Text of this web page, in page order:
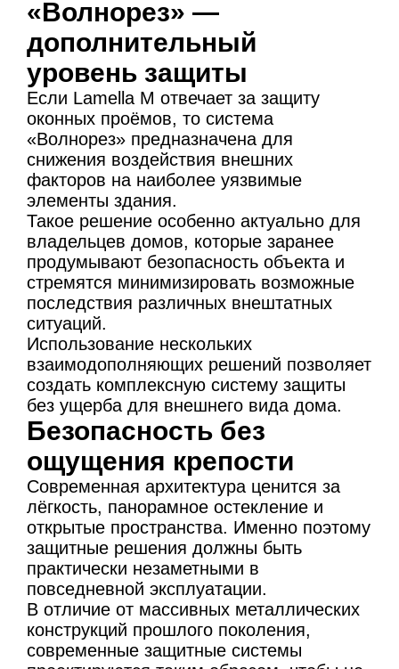
«Волнорез» —
дополнительный
уровень защиты
Если Lamella M отвечает за защиту
оконных проёмов, то система
«Волнорез» предназначена для
снижения воздействия внешних
факторов на наиболее уязвимые
элементы здания.
Такое решение особенно актуально для
владельцев домов, которые заранее
продумывают безопасность объекта и
стремятся минимизировать возможные
последствия различных внештатных
ситуаций.
Использование нескольких
взаимодополняющих решений позволяет
создать комплексную систему защиты
без ущерба для внешнего вида дома.
Безопасность без
ощущения крепости
Современная архитектура ценится за
лёгкость, панорамное остекление и
открытые пространства. Именно поэтому
защитные решения должны быть
практически незаметными в
повседневной эксплуатации.
В отличие от массивных металлических
конструкций прошлого поколения,
современные защитные системы